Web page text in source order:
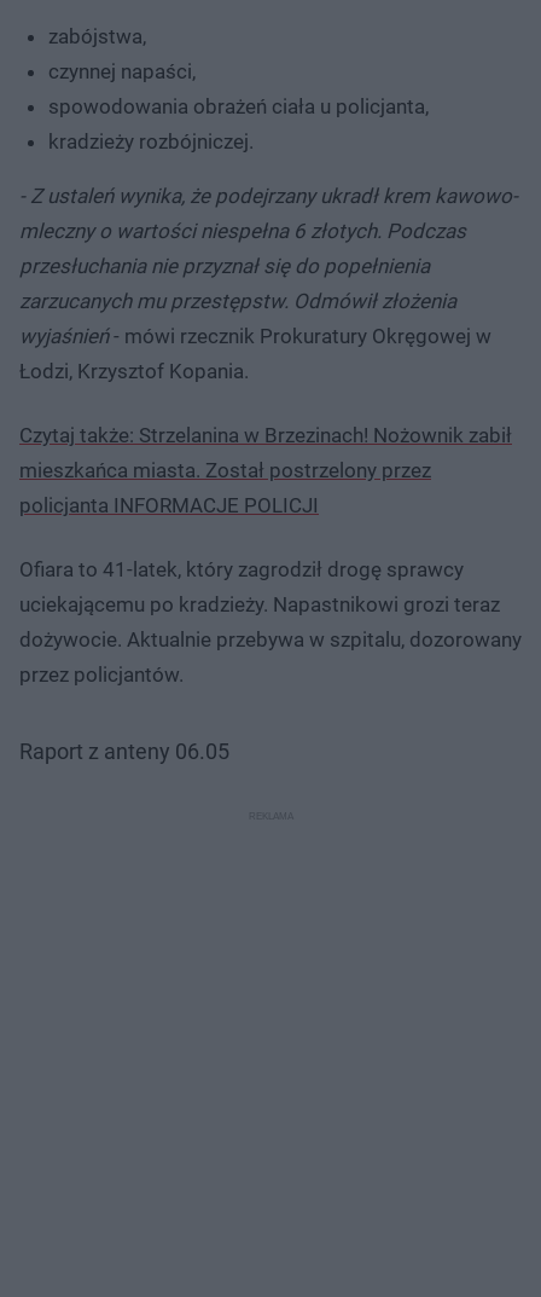
zabójstwa,
czynnej napaści,
spowodowania obrażeń ciała u policjanta,
kradzieży rozbójniczej.
- Z ustaleń wynika, że podejrzany ukradł krem kawowo-
mleczny o wartości niespełna 6 złotych. Podczas
przesłuchania nie przyznał się do popełnienia
zarzucanych mu przestępstw. Odmówił złożenia
wyjaśnień- mówi rzecznik Prokuratury Okręgowej w
Łodzi, Krzysztof Kopania.
Czytaj także: Strzelanina w Brzezinach! Nożownik zabił
mieszkańca miasta. Został postrzelony przez
policjanta INFORMACJE POLICJI
Ofiara to 41-latek, który zagrodził drogę sprawcy
uciekającemu po kradzieży. Napastnikowi grozi teraz
dożywocie. Aktualnie przebywa w szpitalu, dozorowany
przez policjantów.
Raport z anteny 06.05